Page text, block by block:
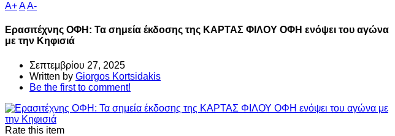
A+AA-
Ερασιτέχνης ΟΦΗ: Τα σημεία έκδοσης της ΚΑΡΤΑΣ ΦΙΛΟΥ ΟΦΗ ενόψει του αγώνα
με την Κηφισιά
Σεπτεμβρίου 27, 2025
Written by Giorgos Kortsidakis
Be the first to comment!
Rate this item